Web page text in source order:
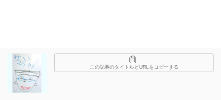
この記事のタイトルとURLをコピーする